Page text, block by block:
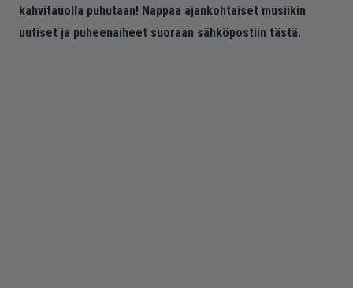
kahvitauolla puhutaan! Nappaa ajankohtaiset musiikin
uutiset ja puheenaiheet suoraan sähköpostiin tästä.